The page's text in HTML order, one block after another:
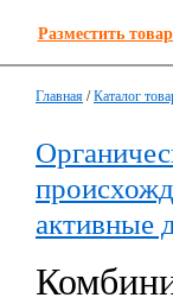
Разместить
Главная /Каталог
активные